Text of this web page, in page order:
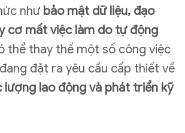
như bảo mật dữ liệu, đạo
cơ mất việc làm do tự động
thể thay thế một số công việc
đặt ra yêu cầu cấp thiết về
lượng lao động và phát triển kỹ